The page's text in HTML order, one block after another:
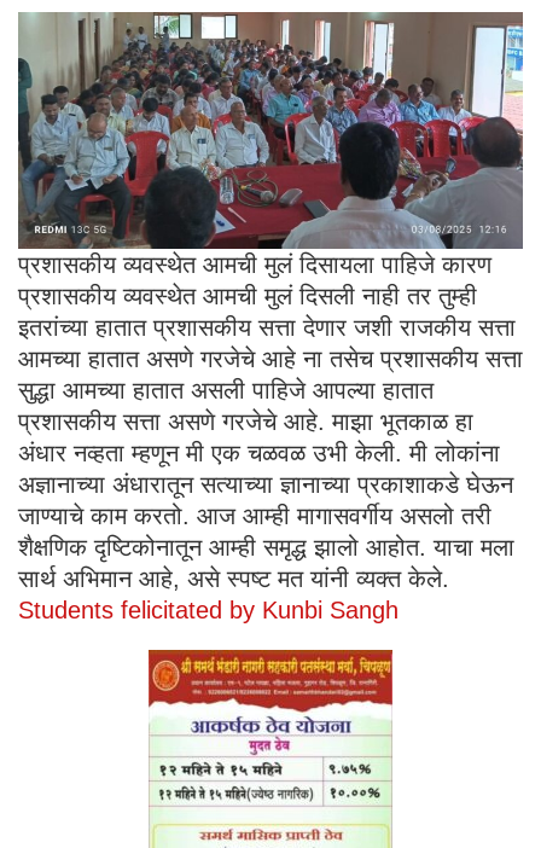
प्रशासकीय व्यवस्थेत आमची मुलं दिसायला पाहिजे कारण
प्रशासकीय व्यवस्थेत आमची मुलं दिसली नाही तर तुम्ही
इतरांच्या हातात प्रशासकीय सत्ता देणार जशी राजकीय सत्ता
आमच्या हातात असणे गरजेचे आहे ना तसेच प्रशासकीय सत्ता
सुद्धा आमच्या हातात असली पाहिजे आपल्या हातात
प्रशासकीय सत्ता असणे गरजेचे आहे. माझा भूतकाळ हा
अंधार नव्हता म्हणून मी एक चळवळ उभी केली. मी लोकांना
अज्ञानाच्या अंधारातून सत्याच्या ज्ञानाच्या प्रकाशाकडे घेऊन
जाण्याचे काम करतो. आज आम्ही मागासवर्गीय असलो तरी
शैक्षणिक दृष्टिकोनातून आम्ही समृद्ध झालो आहोत. याचा मला
सार्थ अभिमान आहे, असे स्पष्ट मत यांनी व्यक्त केले.
Students felicitated by Kunbi Sangh